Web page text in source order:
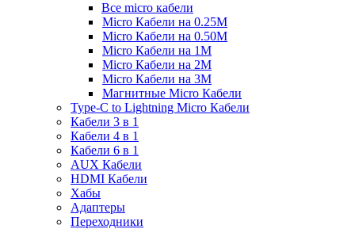
Все micro кабели
Micro Кабели на 0.25М
Micro Кабели на 0.50М
Micro Кабели на 1М
Micro Кабели на 2М
Micro Кабели на 3М
Магнитные Micro Кабели
Type-C to Lightning Micro Кабели
Кабели 3 в 1
Кабели 4 в 1
Кабели 6 в 1
AUX Кабели
HDMI Кабели
Хабы
Адаптеры
Переходники